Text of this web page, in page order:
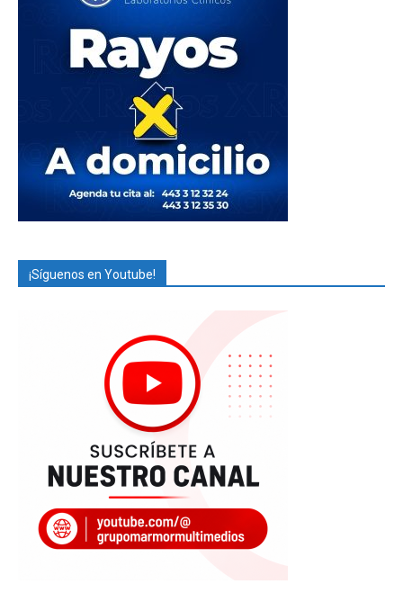
¡Síguenos en Youtube!